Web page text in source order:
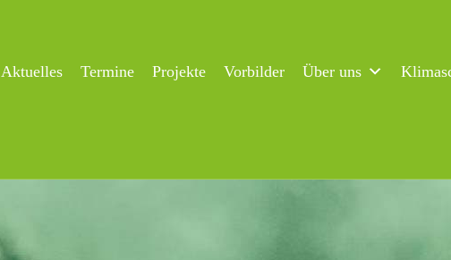
Aktuelles Termine Projekte Vorbilder Über uns